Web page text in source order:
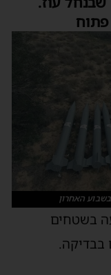
האחרון
בשטחים
בבדיקה.